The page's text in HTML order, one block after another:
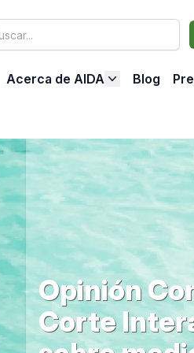
Acerca de AIDA Blog
Opinión
Corte